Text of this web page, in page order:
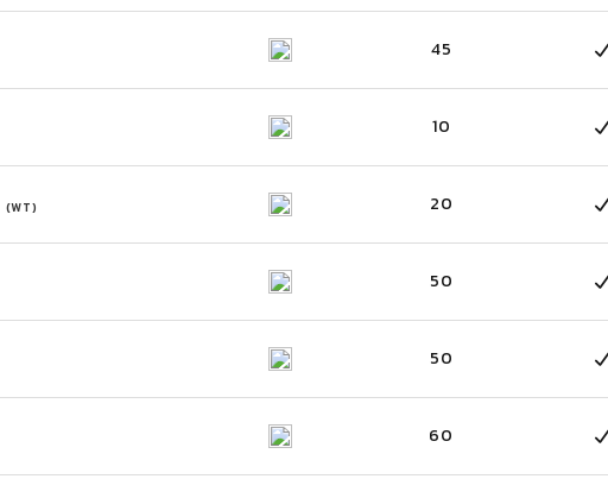
45
10
(WT) 20
50
50
60